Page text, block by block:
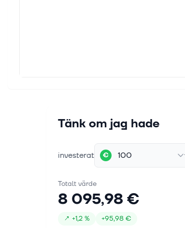
Tänk om jag hade
investerat €
Totalt värde
8 095,98 €
↗ +1,2 % +95,98 €